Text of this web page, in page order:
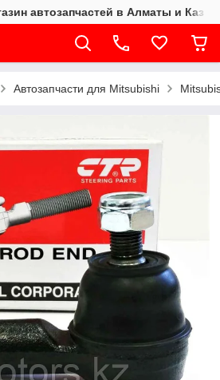
автозапчастей в Алматы и
Автозапчасти для Mitsubishi